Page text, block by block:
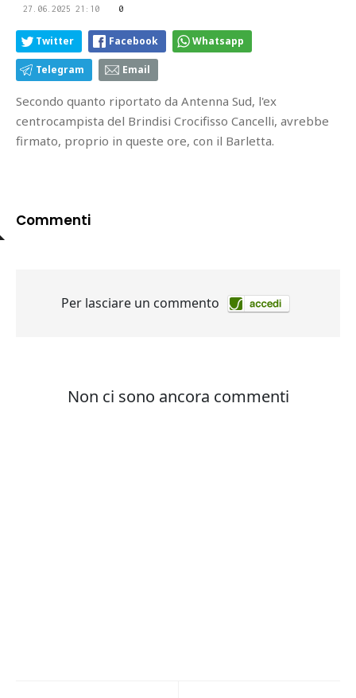
27.06.2025 21:10 0
Twitter Facebook Whatsapp
Telegram Email
Secondo quanto riportato da Antenna Sud, l'ex
centrocampista del Brindisi Crocifisso Cancelli, avrebbe
firmato, proprio in queste ore, con il Barletta.
Commenti